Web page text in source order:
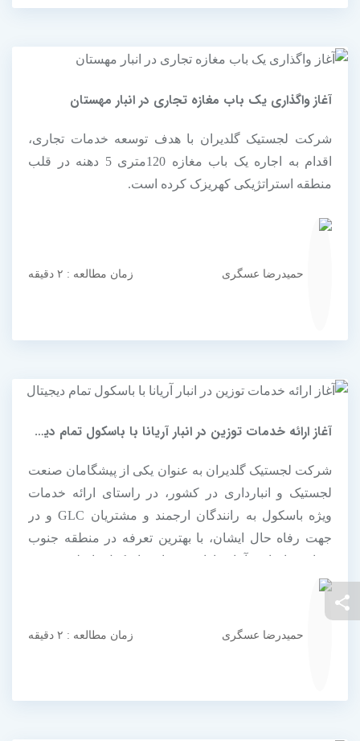
آغاز واگذاری یک باب مغازه تجاری در انبار مهستان
شرکت لجستیک گلدیران با هدف توسعه خدمات تجاری،
اقدام به اجاره یک باب مغازه 120متری 5 دهنه در قلب
منطقه استراتژیکی کهریزک کرده است.
حمیدرضا عسگری زمان مطالعه : ۲ دقیقه
آغاز ارائه خدمات توزین در انبار آریانا با باسکول تمام دیجیتال
شرکت لجستیک گلدیران به عنوان یکی از پیشگامان صنعت
لجستیک و انبارداری در کشور، در راستای ارائه خدمات
ویژه باسکول به رانندگان ارجمند و مشتریان GLC و در
جهت رفاه حال ایشان، با بهترین تعرفه در منطقه جنوب
تنی تمام دیجیتال می باشد.
حمیدرضا عسگری زمان مطالعه : ۲ دقیقه